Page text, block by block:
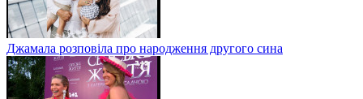
Джамала розповіла про народження другого сина